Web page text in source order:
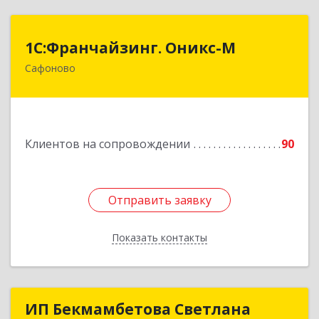
1С:Франчайзинг. Оникс-М
Сафоново
Клиентов на сопровождении 90
Отправить заявку
Показать контакты
1С:Франчайзинг. Оникс-М
215500, Смоленская обл, Сафоновский р-н,
Отправить заявку
Назад
ИП Бекмамбетова Светлана
ИП Бекмамбетова Светлана